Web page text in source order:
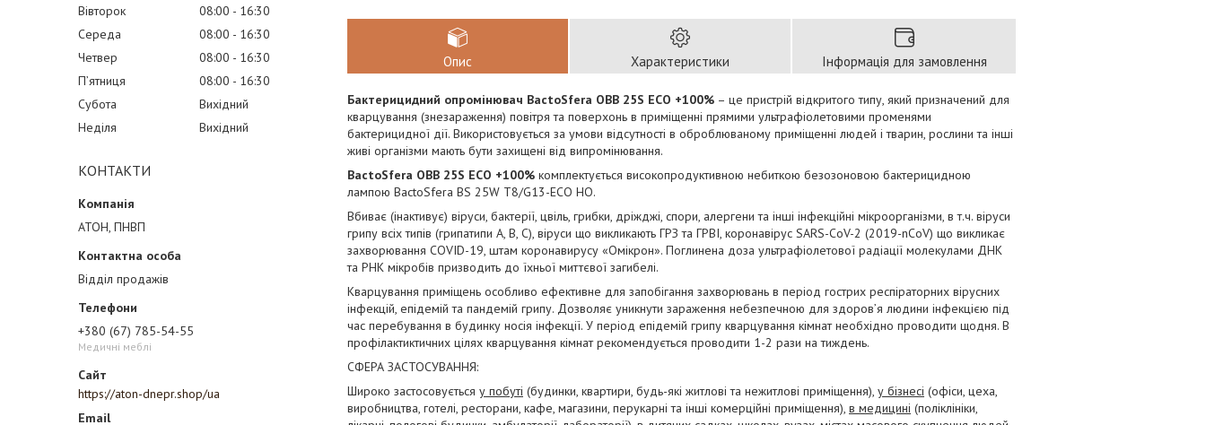
Вівторок
08:00
16:30
Середа
08:00
16:30
Четвер
08:00
16:30
Пʼятниця
08:00
16:30
Субота
Вихідний
Неділя
Вихідний
КОНТАКТИ
АТОН, ПНВП
Відділ продажів
+380 (67) 785-54-55
Медичні меблі
https://aton-dnepr.shop/ua
Опис Характеристики Інформація для замовлення
Бактерицидний опромінювач BactoSfera OBB 25S ECO +100% – це пристрій відкритого типу, який призначений для
кварцування (знезараження) повітря та поверхонь в приміщенні прямими ультрафіолетовими променями
бактерицидної дії. Використовується за умови відсутності в оброблюваному приміщенні людей і тварин, рослини та інші
живі організми мають бути захищені від випромінювання.
BactoSfera OBB 25S ECO +100% комплектується високопродуктивною небиткою безозоновою бактерицидною
лампою BactoSfera BS 25W T8/G13-ECO HO.
Вбиває (інактивує) віруси, бактерії, цвіль, грибки, дріжджі, спори, алергени та інші інфекційні мікроорганізми, в т.ч. віруси
грипу всіх типів (грипатипи A, B, C), віруси що викликають ГРЗ та ГРВІ, коронавірус SARS-CoV-2 (2019-nCoV) що викликає
захворювання COVID-19, штам коронавирусу «Омікрон». Поглинена доза ультрафіолетової радіації молекулами ДНК
та РНК мікробів призводить до їхньої миттєвої загибелі.
Кварцування приміщень особливо ефективне для запобігання захворювань в період гострих респіраторних вірусних
інфекцій, епідемій та пандемій грипу. Дозволяє уникнути зараження небезпечною для здоров’я людини інфекцією під
час перебування в будинку носія інфекції. У період епідемій грипу кварцування кімнат необхідно проводити щодня. В
профілактиктичних цілях кварцування кімнат рекомендується проводити 1-2 рази на тиждень.
СФЕРА ЗАСТОСУВАННЯ:
Широко застосовується у побуті (будинки, квартири, будь-які житлові та нежитлові приміщення), у бізнесі (офіси, цеха,
виробництва, готелі, ресторани, кафе, магазини, перукарні та інші комерційні приміщення), в медицині (поліклініки,